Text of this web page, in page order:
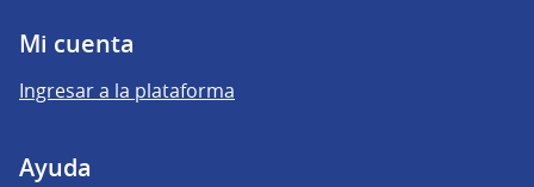
Mi cuenta
Ingresar a la plataforma
Ayuda